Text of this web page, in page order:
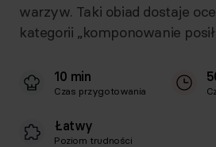
warzyw. Taki obiad dostaje
kategorii „komponowanie
10 min
Czas przygotowania
Łatwy
Poziom trudności